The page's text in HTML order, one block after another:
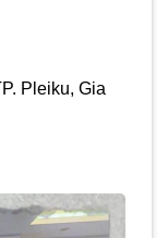
Pleiku, Gia